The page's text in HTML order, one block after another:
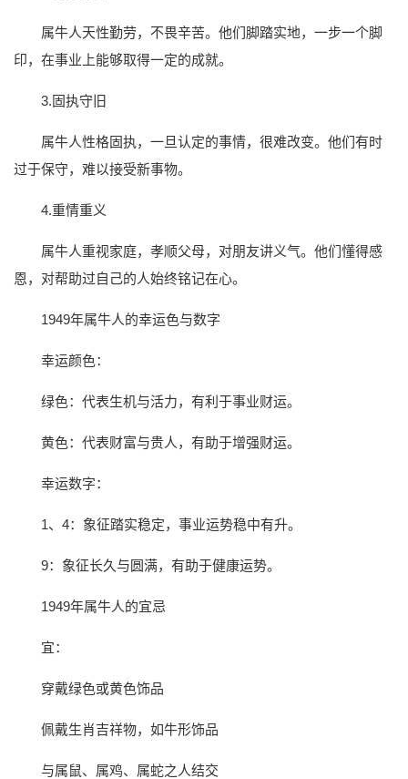
属牛人天性勤劳，不畏辛苦。他们脚踏实地，一步一个脚
印，在事业上能够取得一定的成就。
3.固执守旧
属牛人性格固执，一旦认定的事情，很难改变。他们有时
过于保守，难以接受新事物。
4.重情重义
属牛人重视家庭，孝顺父母，对朋友讲义气。他们懂得感
恩，对帮助过自己的人始终铭记在心。
1949年属牛人的幸运色与数字
幸运颜色：
绿色：代表生机与活力，有利于事业财运。
黄色：代表财富与贵人，有助于增强财运。
幸运数字：
1、4：象征踏实稳定，事业运势稳中有升。
9：象征长久与圆满，有助于健康运势。
1949年属牛人的宜忌
宜：
穿戴绿色或黄色饰品
佩戴生肖吉祥物，如牛形饰品
与属鼠、属鸡、属蛇之人结交